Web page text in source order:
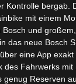
Kontrolle bergab.
mit einem
und
das neue Bosch
eine App
des Fahrwerks
Reserven